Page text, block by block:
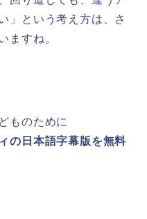
」という考え方は、さ
すね。
ものために
の日本語字幕版を無料